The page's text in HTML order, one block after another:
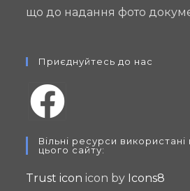
що до надання фото
Приєднуйтесь до нас
new
Вільні ресурси
цього сайту:
Trust icon icon by Icons8